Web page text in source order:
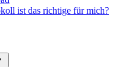
ist das richtige für mich?